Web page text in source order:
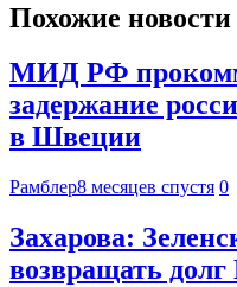
Похожие новости
МИД РФ
задержание
в Швеции
Рамблер8 месяцев спустя 0
Захарова:
возвращать